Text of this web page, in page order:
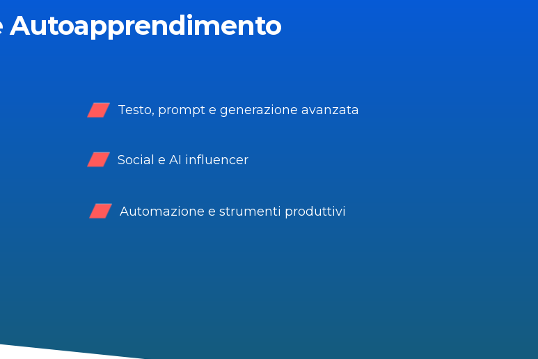
Autoapprendimento
Testo, prompt e generazione avanzata
Social e AI influencer
Automazione e strumenti produttivi